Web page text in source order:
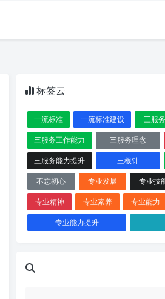
标签云
一流标准 一流标准建设 三服务
三服务工作能力
三服务理念
三服务能力提升
三根针
不忘初心
专业发展 专业技
专业精神
专业素养 专业能力
专业能力提升